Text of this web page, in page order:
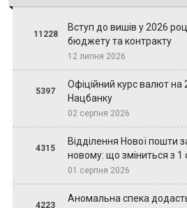
11228
Вступ до вишів у 2026
бюджету та контракту
12 липня 2026
5397
Офіційний курс валют на
Нацбанку
02 серпня 2026
4315
Відділення Нової пошти
новому: що зміниться з 1
01 серпня 2026
4223
Аномальна спека